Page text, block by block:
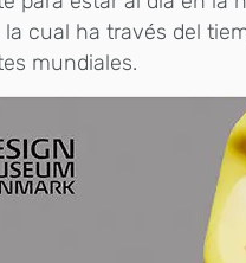
la cual ha través del
mundiales.